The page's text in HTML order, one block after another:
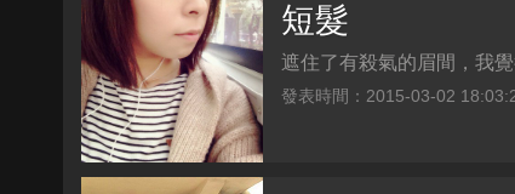
短髮
遮住了有殺氣的眉間，我
發表時間：2015-03-02